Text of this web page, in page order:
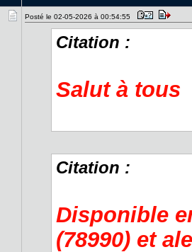
Posté le 02-05-2026 à 00:54:55
Citation :
Salut à tous
Citation :
Disponible
(78990) et